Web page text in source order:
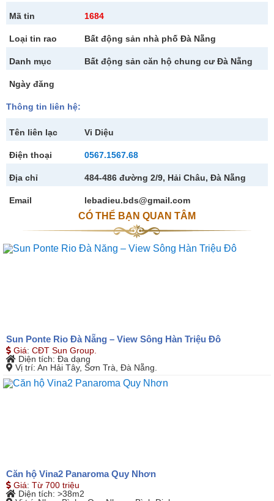
Mã tin 1684
Loại tin rao Bất động sản nhà phố Đà Nẵng
Danh mục Bất động sản căn hộ chung cư Đà Nẵng
Ngày đăng
Thông tin liên hệ:
Tên liên lạc Vi Diệu
Điện thoại 0567.1567.68
Địa chỉ 484-486 đường 2/9, Hải Châu, Đà Nẵng
Email lebadieu.bds@gmail.com
CÓ THỂ BẠN QUAN TÂM
Sun Ponte Rio Đà Nẵng – View Sông Hàn Triệu Đô
Giá: CĐT Sun Group.
Diện tích: Đa dạng
Vị trí: An Hải Tây, Sơn Trà, Đà Nẵng.
Căn hộ Vina2 Panaroma Quy Nhơn
Giá: Từ 700 triệu
Diện tích: >38m2